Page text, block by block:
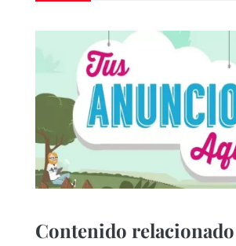
Contenido relacionado